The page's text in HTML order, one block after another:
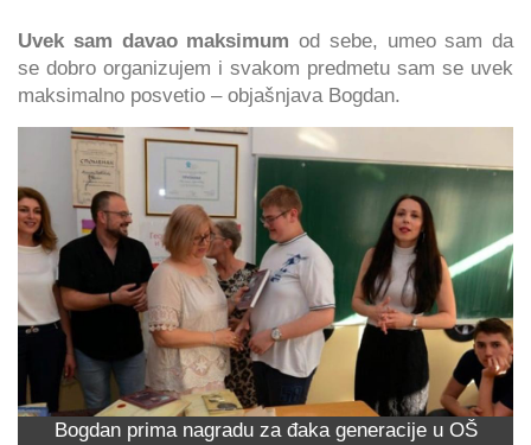
Uvek sam davao maksimum od sebe, umeo sam da
se dobro organizujem i svakom predmetu sam se uvek
maksimalno posvetio – objašnjava Bogdan.
Bogdan prima nagradu za đaka generacije u OŠ